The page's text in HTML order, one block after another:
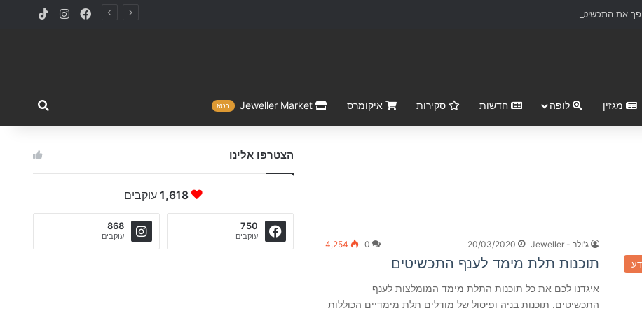
התכשיטים ליצירות אמנות נצחיות Facebook
Instagram
מגזין לופה חדשות סקירות איקומרס Jeweller Market בטא מה
ג'ולר - Jeweller 20/03/2020
0
4,254
תוכנות תלת מימד לענף התכשיטים
איגדנו לכם את כל תוכנות התלת מימד המומלצות לענף
התכשיטים. תוכנות בניה ופיסול של מודלים תלת מימדיים הכוללות
הצטרפו אלינו
1,618 עוקבים
750
עוקבים
868
עוקבים